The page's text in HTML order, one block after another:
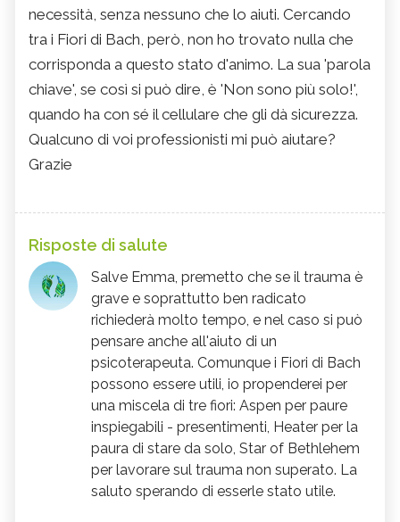
necessità, senza nessuno che lo aiuti. Cercando
tra i Fiori di Bach, però, non ho trovato nulla che
corrisponda a questo stato d'animo. La sua 'parola
chiave', se così si può dire, è 'Non sono più solo!',
quando ha con sé il cellulare che gli dà sicurezza.
Qualcuno di voi professionisti mi può aiutare?
Grazie
Risposte di salute
Salve Emma, premetto che se il trauma è
grave e soprattutto ben radicato
richiederà molto tempo, e nel caso si può
pensare anche all'aiuto di un
psicoterapeuta. Comunque i Fiori di Bach
possono essere utili, io propenderei per
una miscela di tre fiori: Aspen per paure
inspiegabili - presentimenti, Heater per la
paura di stare da solo, Star of Bethlehem
per lavorare sul trauma non superato. La
saluto sperando di esserle stato utile.